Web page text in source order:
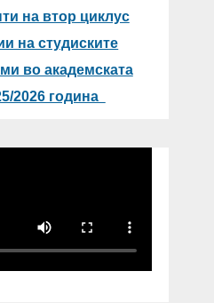
на втор циклус
на студиските
во академската
2026 година